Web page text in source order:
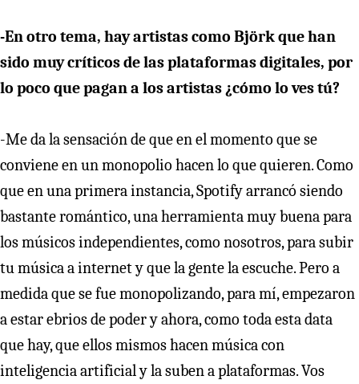
-En otro tema, hay artistas como Björk que han
sido muy críticos de las plataformas digitales, por
lo poco que pagan a los artistas ¿cómo lo ves tú?
-Me da la sensación de que en el momento que se
conviene en un monopolio hacen lo que quieren. Como
que en una primera instancia, Spotify arrancó siendo
bastante romántico, una herramienta muy buena para
los músicos independientes, como nosotros, para subir
tu música a internet y que la gente la escuche. Pero a
medida que se fue monopolizando, para mí, empezaron
a estar ebrios de poder y ahora, como toda esta data
que hay, que ellos mismos hacen música con
inteligencia artificial y la suben a plataformas. Vos